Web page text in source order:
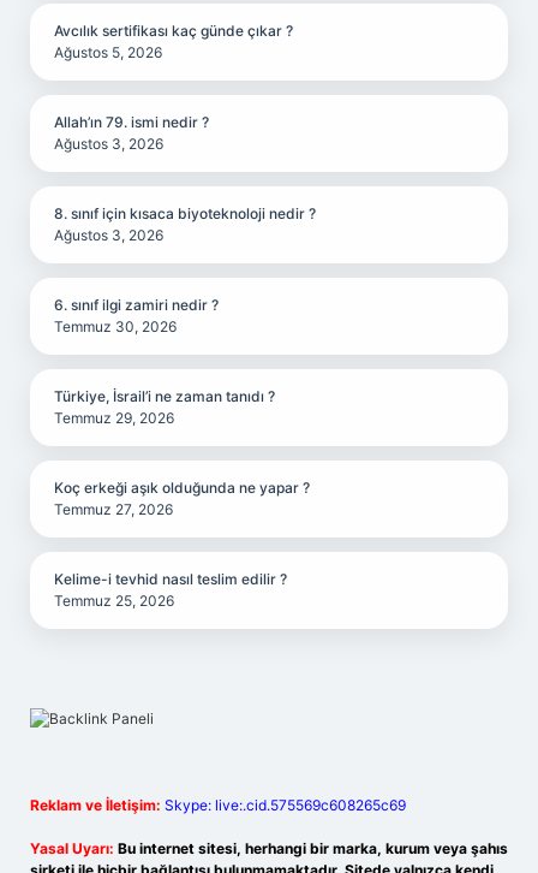
Avcılık sertifikası kaç günde çıkar ?
Ağustos 5, 2026
Allah’ın 79. ismi nedir ?
Ağustos 3, 2026
8. sınıf için kısaca biyoteknoloji nedir ?
Ağustos 3, 2026
6. sınıf ilgi zamiri nedir ?
Temmuz 30, 2026
Türkiye, İsrail’i ne zaman tanıdı ?
Temmuz 29, 2026
Koç erkeği aşık olduğunda ne yapar ?
Temmuz 27, 2026
Kelime-i tevhid nasıl teslim edilir ?
Temmuz 25, 2026
Reklam ve İletişim: Skype: live:.cid.575569c608265c69
Yasal Uyarı: Bu internet sitesi, herhangi bir marka, kurum veya şahıs